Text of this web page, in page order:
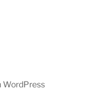
WordPress